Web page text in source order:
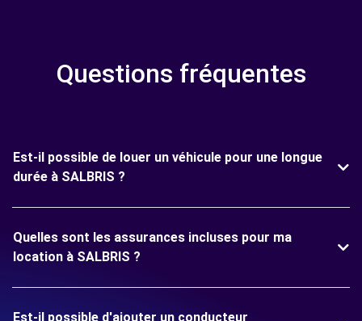
Questions fréquentes
Est-il possible de louer un véhicule pour une longue
durée à SALBRIS ?
Quelles sont les assurances incluses pour ma
location à SALBRIS ?
Est-il possible d'ajouter un conducteur